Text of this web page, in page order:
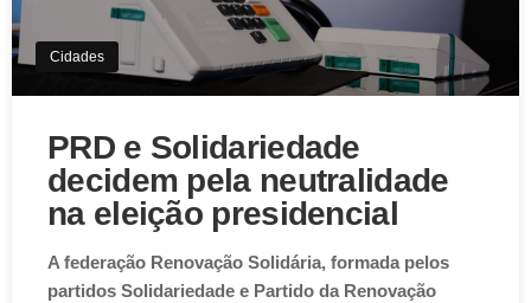
Cidades
PRD e Solidariedade
decidem pela neutralidade
na eleição presidencial
A federação Renovação Solidária, formada pelos
partidos Solidariedade e Partido da Renovação